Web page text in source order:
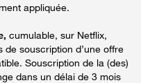
appliquée.
cumulable, sur Netflix,
de souscription d’une offre
Souscription de la (des)
dans un délai de 3 mois